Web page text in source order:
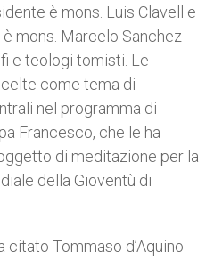
è mons. Luis Clavell e
mons. Marcelo Sanchez-
e teologi tomisti. Le
come tema di
nel programma di
Francesco, che le ha
di meditazione per la
della Gioventù di
citato Tommaso d’Aquino